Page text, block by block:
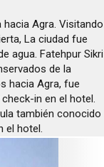
hacia Agra. Visitando
La ciudad fue
agua. Fatehpur Sikri
de la
hacia Agra, fue
in en el hotel.
también conocido
el hotel.